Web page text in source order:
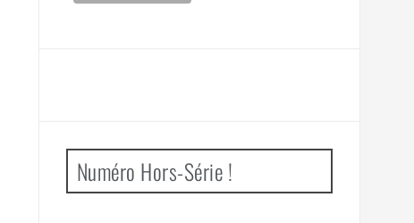
Numéro Hors-Série !